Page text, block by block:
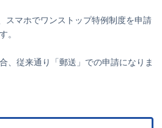
スマホでワンストップ特例制度を申請
。
、従来通り「郵送」での申請になりま